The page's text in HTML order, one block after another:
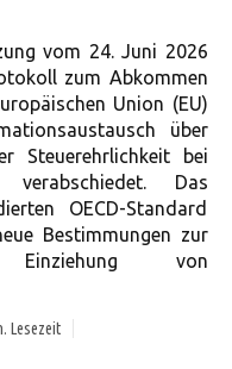
vom 24. Juni 2026
zum Abkommen
Union (EU)
über
Steuerehrlichkeit bei
verabschiedet. Das
OECD-Standard
Bestimmungen zur
von
Lesezeit